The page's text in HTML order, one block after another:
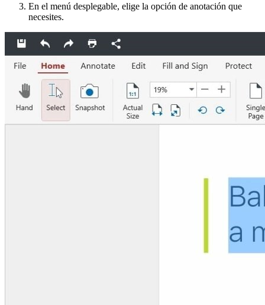
En el menú desplegable, elige la opción de anotación que
necesites.